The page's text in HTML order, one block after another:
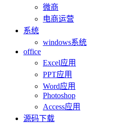
微商
电商运营
系统
windows系统
office
Excel应用
PPT应用
Word应用
Photoshop
Access应用
源码下载